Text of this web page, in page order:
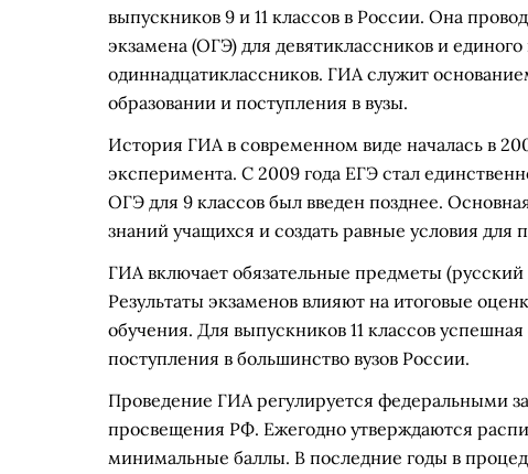
выпускников 9 и 11 классов в России. Она
экзамена (ОГЭ) для девятиклассников и
одиннадцатиклассников. ГИА служит
образовании и поступления в вузы.
История ГИА в современном виде началась в
эксперимента. С 2009 года ЕГЭ стал
ОГЭ для 9 классов был введен позднее.
знаний учащихся и создать равные условия
ГИА включает обязательные предметы
Результаты экзаменов влияют на итоговые
обучения. Для выпускников 11 классов
поступления в большинство вузов России.
Проведение ГИА регулируется федеральными
просвещения РФ. Ежегодно утверждаются
минимальные баллы. В последние годы в